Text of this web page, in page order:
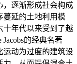
，逐渐形成社会构成
蔓延的土地利用模
十年代以来受到了越
的经典名著
运动为过度的建筑设